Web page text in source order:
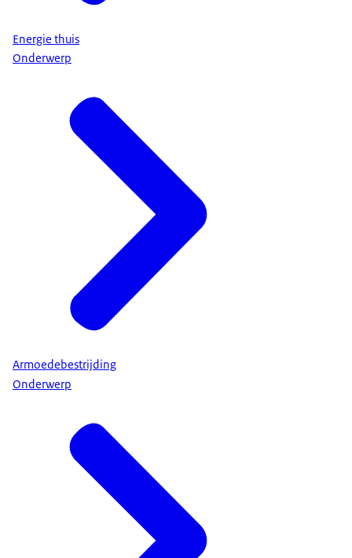
Energie thuis
Onderwerp
Armoedebestrijding
Onderwerp